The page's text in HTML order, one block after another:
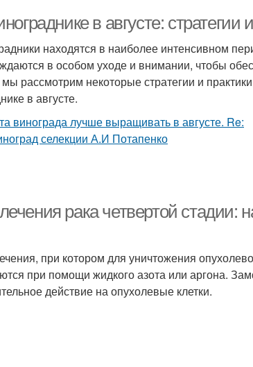
в августе: стратегии
находятся в наиболее интенсивном
в особом уходе и внимании, чтобы
рассмотрим некоторые стратегии и
в августе.
рака четвертой стадии:
при котором для уничтожения
при помощи жидкого азота или аргона.
действие на опухолевые клетки.